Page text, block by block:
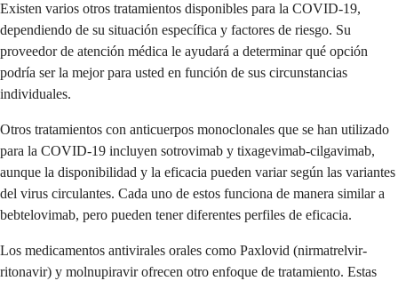
Existen varios otros tratamientos disponibles para la COVID-19,
dependiendo de su situación específica y factores de riesgo. Su
proveedor de atención médica le ayudará a determinar qué opción
podría ser la mejor para usted en función de sus circunstancias
individuales.
Otros tratamientos con anticuerpos monoclonales que se han utilizado
para la COVID-19 incluyen sotrovimab y tixagevimab-cilgavimab,
aunque la disponibilidad y la eficacia pueden variar según las variantes
del virus circulantes. Cada uno de estos funciona de manera similar a
bebtelovimab, pero pueden tener diferentes perfiles de eficacia.
Los medicamentos antivirales orales como Paxlovid (nirmatrelvir-
ritonavir) y molnupiravir ofrecen otro enfoque de tratamiento. Estas